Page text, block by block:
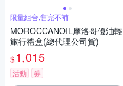
限量組合,售完不補
MOROCCANOIL摩洛哥優油輕
旅行禮盒(總代理公司貨)
$1,015
活動 券